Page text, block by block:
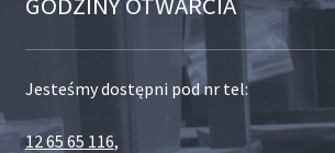
Jesteśmy dostępni pod nr tel:
12 65 65 116,